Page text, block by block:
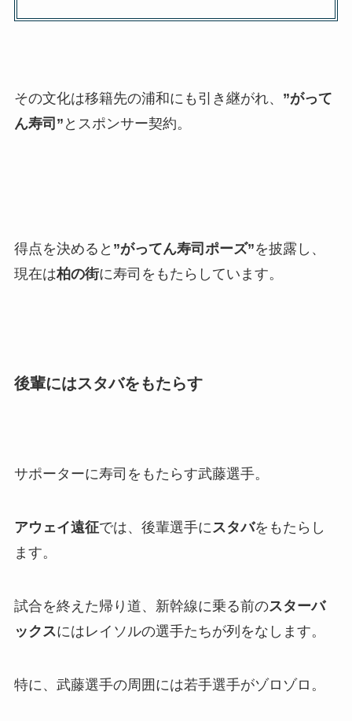
その文化は移籍先の浦和にも引き継がれ、 ”がって
ん寿司” とスポンサー契約。
得点を決めると ”がってん寿司ポーズ”を披露し、
現在は柏の街に寿司をもたらしています。
後輩にはスタバをもたらす
サポーターに寿司をもたらす武藤選手。
アウェイ遠征では、後輩選手にスタバをもたらし
ます。
試合を終えた帰り道、新幹線に乗る前のスターバ
ックスにはレイソルの選手たちが列をなします。
特に、武藤選手の周囲には若手選手がゾロゾロ。